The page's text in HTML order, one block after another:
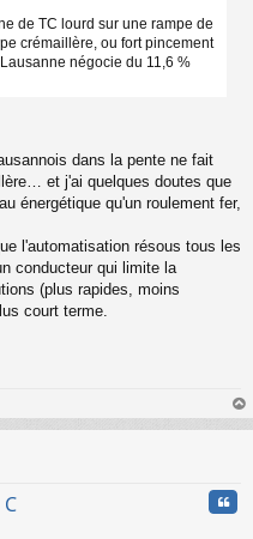
de TC lourd sur une rampe de
crémaillère, ou fort pincement
négocie du 11,6 %
dans la pente ne fait
et j'ai quelques doutes que
énergétique qu'un roulement fer,
l'automatisation résous tous les
conducteur qui limite la
(plus rapides, moins
court terme.
au